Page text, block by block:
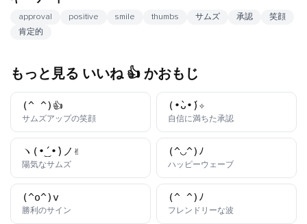
approval positive smile thumbs サムズ 承認
笑顔
肯定的
もっと見る いいね 👍 かおもじ
(^_^)👍
サムズアップの笑顔かおもじ
(•̀ᴗ•́)✧
自信に満ちた承認かおもじ
ヽ(•́‿•̀)ノ✌️
陽気なサムズかおもじ
(^◡^)ﾉ
ハッピーウェーブかおもじ
(^o^)v
勝利のサイン
(^_^)ﾉ
フレンドリーな波